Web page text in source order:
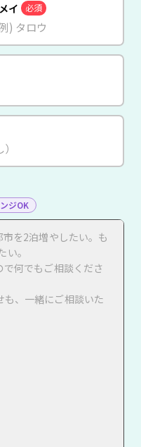
メイ 必須
ジOK